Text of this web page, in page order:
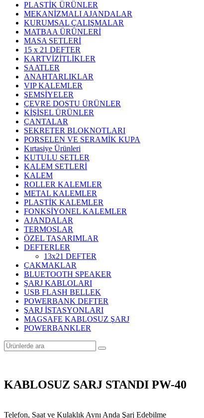
PLASTİK ÜRÜNLER
MEKANİZMALI AJANDALAR
KURUMSAL ÇALIŞMALAR
MATBAA ÜRÜNLERİ
MASA SETLERİ
15 x 21 DEFTER
KARTVİZİTLİKLER
SAATLER
ANAHTARLIKLAR
VIP KALEMLER
ŞEMSİYELER
ÇEVRE DOSTU ÜRÜNLER
KİŞİSEL ÜRÜNLER
ÇANTALAR
SEKRETER BLOKNOTLARI
PORSELEN VE SERAMİK KUPA
Kırtasiye Ürünleri
KUTULU SETLER
KALEM SETLERİ
KALEM
ROLLER KALEMLER
METAL KALEMLER
PLASTİK KALEMLER
FONKSİYONEL KALEMLER
AJANDALAR
TERMOSLAR
ÖZEL TASARIMLAR
DEFTERLER
13x21 DEFTER
ÇAKMAKLAR
BLUETOOTH SPEAKER
ŞARJ KABLOLARI
USB FLASH BELLEK
POWERBANK DEFTER
ŞARJ İSTASYONLARI
MAGSAFE KABLOSUZ ŞARJ
POWERBANKLER
KABLOSUZ SARJ STANDI PW-40
Telefon, Saat ve Kulaklık Aynı Anda Şarj Edebilme